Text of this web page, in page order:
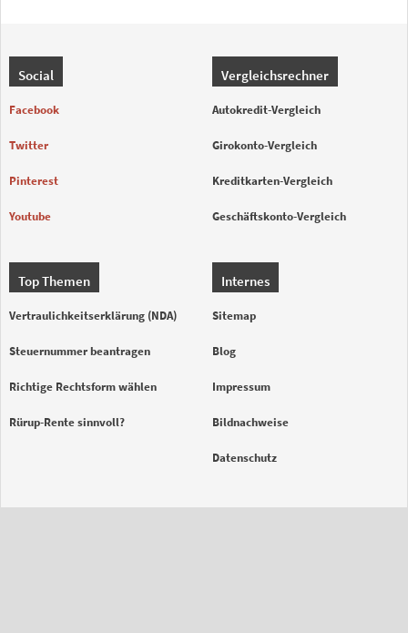
Social
Facebook
Twitter
Pinterest
Youtube
Vergleichsrechner
Autokredit-Vergleich
Girokonto-Vergleich
Kreditkarten-Vergleich
Geschäftskonto-Vergleich
Top Themen
Vertraulichkeitserklärung (NDA)
Steuernummer beantragen
Richtige Rechtsform wählen
Rürup-Rente sinnvoll?
Internes
Sitemap
Blog
Impressum
Bildnachweise
Datenschutz